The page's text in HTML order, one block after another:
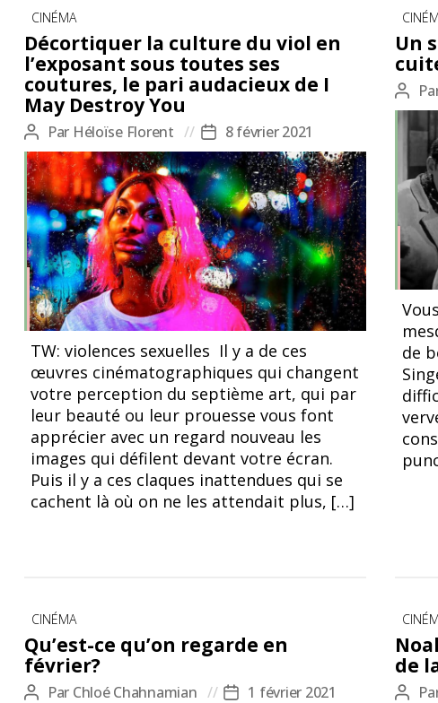
Catégories
CINÉMA
Décortiquer la culture du viol en
l’exposant sous toutes ses
coutures, le pari audacieux de I
May Destroy You
Auteur
de
l’article
Par Héloïse Florent
Date
de
l’article
8 février 2021
Cheveux roses et regard perçant, Arabella a la dégaine
d'un personnage fort mais qui tait une souffrance
constante
TW: violences sexuelles Il y a de ces
œuvres cinématographiques qui changent
votre perception du septième art, qui par
leur beauté ou leur prouesse vous font
apprécier avec un regard nouveau les
images qui défilent devant votre écran.
Puis il y a ces claques inattendues qui se
cachent là où on ne les attendait plus, […]
Un
de
Jean-
de
Catégories
CINÉMA
Qu’est-ce qu’on regarde en
février?
Auteur
Par Chloé Chahnamian
Date1 février 2021
de